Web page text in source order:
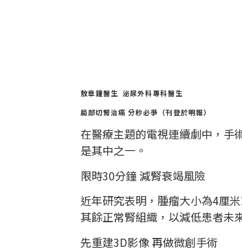
敖章鐘醫生 泌尿外科專科醫生
局部切腎治癌 分秒必爭（刊登於明報）
在醫療主題的電視連續劇中，手
是其中之一。
限時30分鐘 減腎衰竭風險
近年研究表明，腫瘤大小為4厘
其餘正常腎組織，以減低患者未
先重建3D影像 再做微創手術